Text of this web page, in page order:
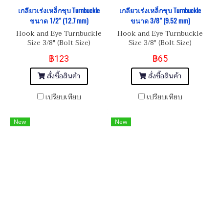
เกลียวเร่งเหล็กชุบ Turnbuckle
ขนาด 1/2" (12.7 mm)
Hook and Eye Turnbuckle
Size 3/8" (Bolt Size)
฿123
สั่งซื้อสินค้า
เปรียบเทียบ
เกลียวเร่งเหล็กชุบ Turnbuckle
ขนาด 3/8" (9.52 mm)
Hook and Eye Turnbuckle
Size 3/8" (Bolt Size)
฿65
สั่งซื้อสินค้า
เปรียบเทียบ
New New